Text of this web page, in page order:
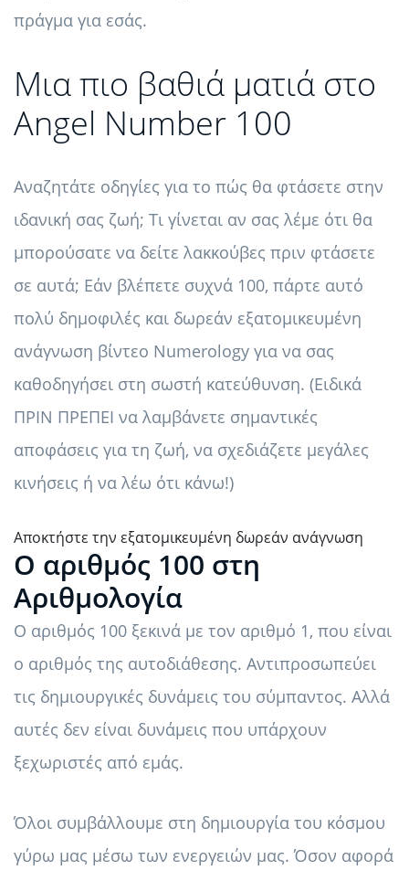
πράγμα για εσάς.
Μια πιο βαθιά ματιά στο
Angel Number 100
Αναζητάτε οδηγίες για το πώς θα φτάσετε στην
ιδανική σας ζωή; Τι γίνεται αν σας λέμε ότι θα
μπορούσατε να δείτε λακκούβες πριν φτάσετε
σε αυτά; Εάν βλέπετε συχνά 100, πάρτε αυτό
πολύ δημοφιλές και δωρεάν εξατομικευμένη
ανάγνωση βίντεο Numerology για να σας
καθοδηγήσει στη σωστή κατεύθυνση. (Ειδικά
ΠΡΙΝ ΠΡΕΠΕΙ να λαμβάνετε σημαντικές
αποφάσεις για τη ζωή, να σχεδιάζετε μεγάλες
κινήσεις ή να λέω ότι κάνω!)
Αποκτήστε την εξατομικευμένη δωρεάν ανάγνωση
Ο αριθμός 100 στη
Αριθμολογία
Ο αριθμός 100 ξεκινά με τον αριθμό 1, που είναι
ο αριθμός της αυτοδιάθεσης. Αντιπροσωπεύει
τις δημιουργικές δυνάμεις του σύμπαντος. Αλλά
αυτές δεν είναι δυνάμεις που υπάρχουν
ξεχωριστές από εμάς.
Όλοι συμβάλλουμε στη δημιουργία του κόσμου
γύρω μας μέσω των ενεργειών μας. Όσον αφορά